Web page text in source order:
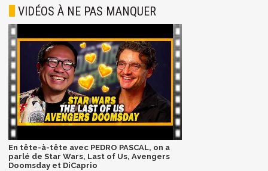
VIDÉOS À NE PAS MANQUER
En tête-à-tête avec PEDRO PASCAL, on a
parlé de Star Wars, Last of Us, Avengers
Doomsday et DiCaprio